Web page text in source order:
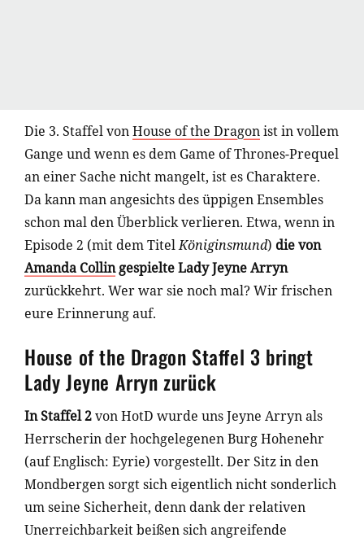
Die 3. Staffel vonHouse of the Dragonist in vollem
Gange und wenn es dem Game of Thrones-Prequel
an einer Sache nicht mangelt, ist es Charaktere.
Da kann man angesichts des üppigen Ensembles
schon mal den Überblick verlieren. Etwa, wenn in
Episode 2 (mit dem TitelKöniginsmund) die von
Amanda Collingespielte Lady Jeyne Arryn
zurückkehrt. Wer war sie noch mal? Wir frischen
eure Erinnerung auf.
House of the Dragon Staffel 3 bringt
Lady Jeyne Arryn zurück
In Staffel 2von HotD wurde uns Jeyne Arryn als
Herrscherin der hochgelegenen Burg Hohenehr
(auf Englisch: Eyrie) vorgestellt. Der Sitz in den
Mondbergen sorgt sich eigentlich nicht sonderlich
um seine Sicherheit, denn dank der relativen
Unerreichbarkeit beißen sich angreifende